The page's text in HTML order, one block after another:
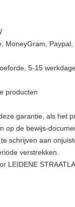
MoneyGram, Paypal,
5-15
producten
garantie, als het
op de bewijs-
schrijven aan
verstrekken.
LEIDENE